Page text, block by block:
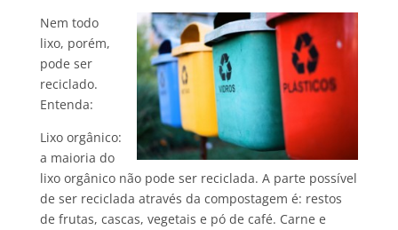
Nem todo
lixo, porém,
pode ser
reciclado.
Entenda:
Lixo orgânico:
a maioria do
lixo orgânico não pode ser reciclada. A parte possível
de ser reciclada através da compostagem é: restos
de frutas, cascas, vegetais e pó de café. Carne e